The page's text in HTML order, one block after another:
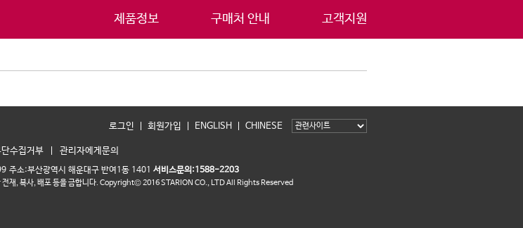
제품정보 구매처 안내 고객지원
로그인 회원가입 ENGLISH CHINESE
수집거부 관리자에게문의
주소:부산광역시 해운대구 반여1동 1401 서비스문의:1588-2203
전재, 복사, 배포 등을 금합니다. Copyright© 2016 STARION CO., LTD All Rights Reserved